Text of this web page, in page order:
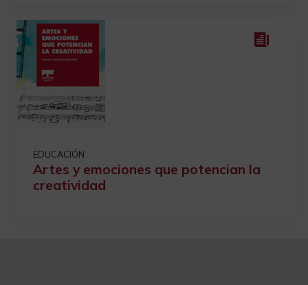
EDUCACIÓN
Artes y emociones que potencian la
creatividad